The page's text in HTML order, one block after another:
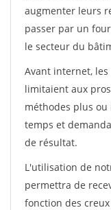
augmenter leurs
passer par un
le secteur du
Avant internet,
limitaient aux
méthodes plus
temps et
de résultat.
L'utilisation de
permettra de
fonction des